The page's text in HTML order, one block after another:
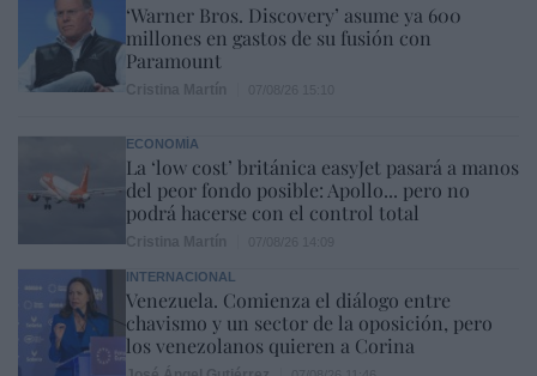
‘Warner Bros. Discovery’ asume ya 600
millones en gastos de su fusión con
Paramount
ECONOMÍA
La ‘low cost’ británica easyJet pasará a manos
del peor fondo posible: Apollo... pero no
podrá hacerse con el control total
INTERNACIONAL
Venezuela. Comienza el diálogo entre
chavismo y un sector de la oposición, pero
los venezolanos quieren a Corina